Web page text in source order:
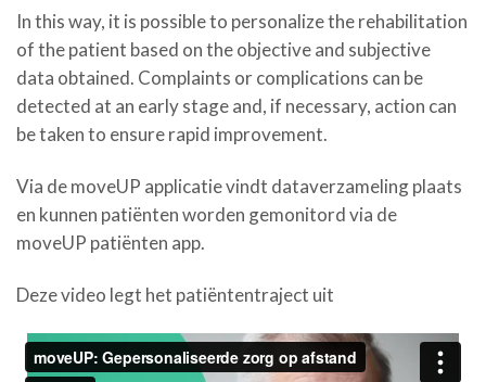
In this way, it is possible to personalize the rehabilitation
of the patient based on the objective and subjective
data obtained. Complaints or complications can be
detected at an early stage and, if necessary, action can
be taken to ensure rapid improvement.
Via de moveUP applicatie vindt dataverzameling plaats
en kunnen patiënten worden gemonitord via de
moveUP patiënten app.
Deze video legt het patiëntentraject uit